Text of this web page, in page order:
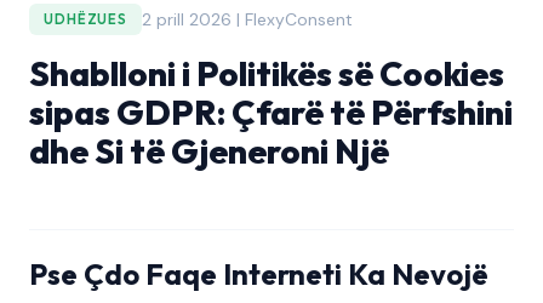
UDHËZUES 2 prill 2026 | FlexyConsent
Shablloni i Politikës së Cookies
sipas GDPR: Çfarë të Përfshini
dhe Si të Gjeneroni Një
Pse Çdo Faqe Interneti Ka Nevojë